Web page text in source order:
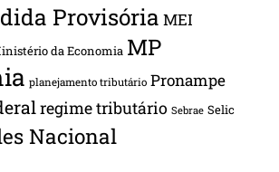
Provisória MEI
da Economia MP
planejamento tributário Pronampe
regime tributário Sebrae Selic
Nacional